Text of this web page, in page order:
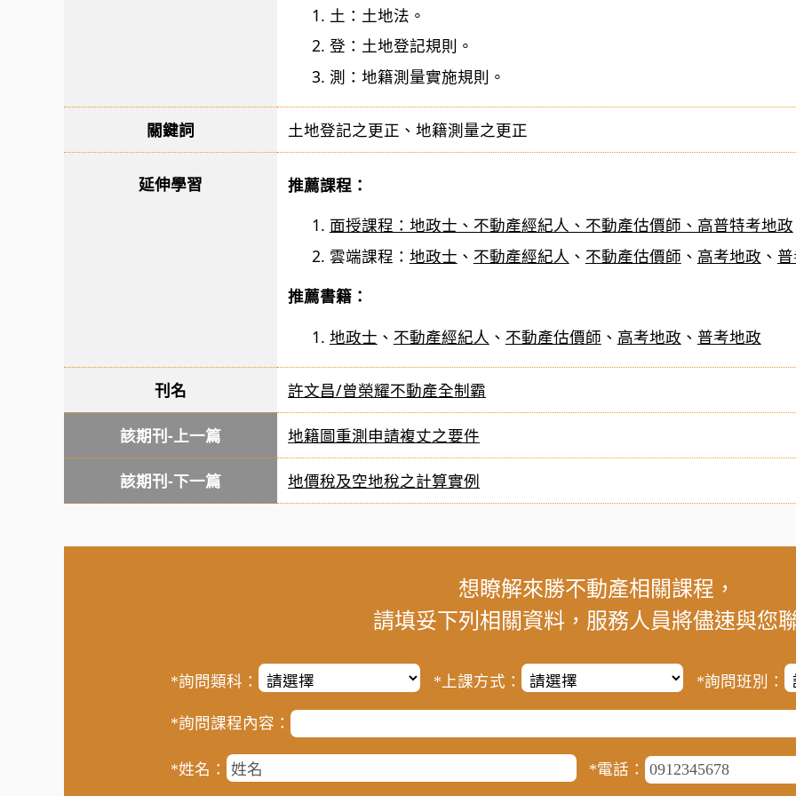
土：土地法。
登：土地登記規則。
測：地籍測量實施規則。
關鍵詞 土地登記之更正、地籍測量之更正
延伸學習
推薦課程：
面授課程：地政士、不動產經紀人、不動產估價師、高普特考地政
雲端課程： 地政士 、 不動產經紀人 、 不動產估價師 、 高考地政 、
推薦書籍：
地政士 、 不動產經紀人 、 不動產估價師 、 高考地政 、 普考地政
刊名 許文昌/曾榮耀不動產全制霸
該期刊-上一篇 地籍圖重測申請複丈之要件
該期刊-下一篇 地價稅及空地稅之計算實例
想瞭解來勝不動產相關課程，
請填妥下列相關資料，服務人員將儘速與您
*詢問類科： *上課方式： *詢問班別：
*詢問課程內容：
*姓名： *電話：